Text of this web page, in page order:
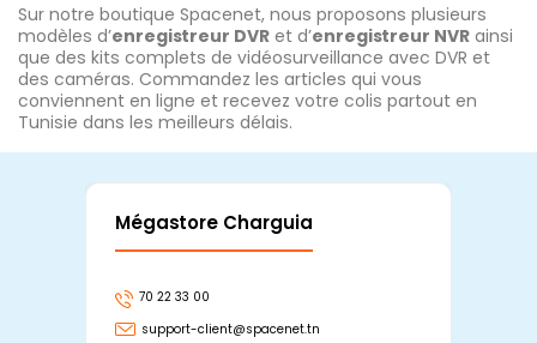
Sur notre boutique Spacenet, nous proposons plusieurs
modèles d’enregistreur DVR et d’enregistreur NVR ainsi
que des kits complets de vidéosurveillance avec DVR et
des caméras. Commandez les articles qui vous
conviennent en ligne et recevez votre colis partout en
Tunisie dans les meilleurs délais.
Mégastore Charguia
70 22 33 00
support-client@spacenet.tn